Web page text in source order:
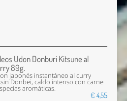
Udon Donburi Kitsune al
89g.
japonés instantáneo al curry
Donbei, caldo intenso con carne
aromáticas.
€ 4,55